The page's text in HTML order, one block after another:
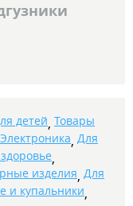
детей, Товары
Электроника, Для
,
изделия, Для
и купальники,